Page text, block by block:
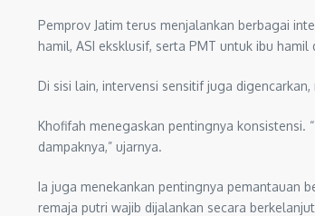
Pemprov Jatim terus menjalankan berbagai
hamil, ASI eksklusif, serta PMT untuk ibu hamil
Di sisi lain, intervensi sensitif juga
Khofifah menegaskan pentingnya konsistensi.
dampaknya,” ujarnya.
Ia juga menekankan pentingnya pemantauan
remaja putri wajib dijalankan secara